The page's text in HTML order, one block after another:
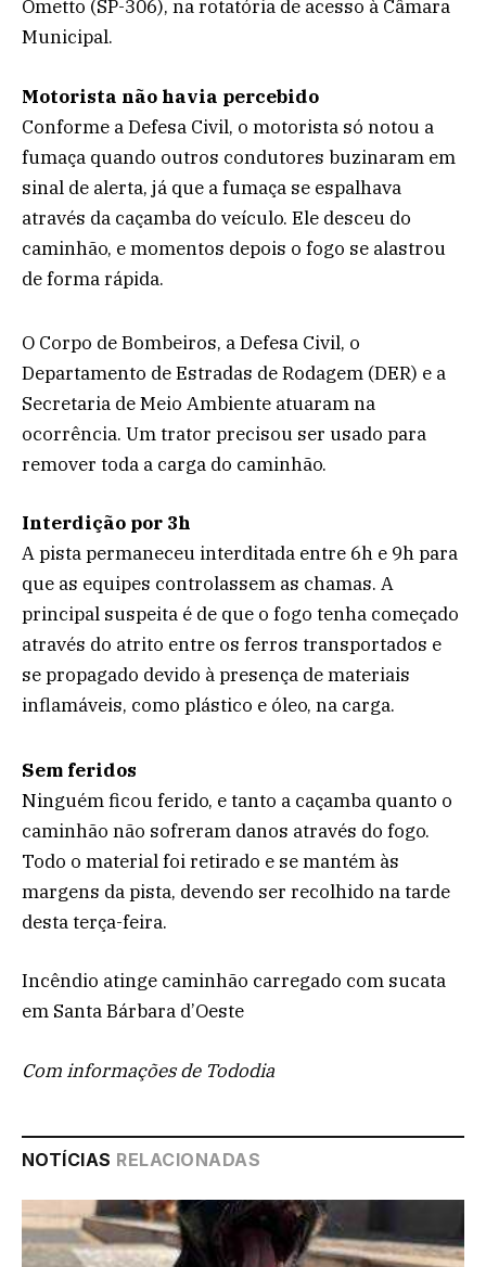
Ometto (SP-306), na rotatória de acesso à Câmara
Municipal.
Motorista não havia percebido
Conforme a Defesa Civil, o motorista só notou a
fumaça quando outros condutores buzinaram em
sinal de alerta, já que a fumaça se espalhava
através da caçamba do veículo. Ele desceu do
caminhão, e momentos depois o fogo se alastrou
de forma rápida.
O Corpo de Bombeiros, a Defesa Civil, o
Departamento de Estradas de Rodagem (DER) e a
Secretaria de Meio Ambiente atuaram na
ocorrência. Um trator precisou ser usado para
remover toda a carga do caminhão.
Interdição por 3h
A pista permaneceu interditada entre 6h e 9h para
que as equipes controlassem as chamas. A
principal suspeita é de que o fogo tenha começado
através do atrito entre os ferros transportados e
se propagado devido à presença de materiais
inflamáveis, como plástico e óleo, na carga.
Sem feridos
Ninguém ficou ferido, e tanto a caçamba quanto o
caminhão não sofreram danos através do fogo.
Todo o material foi retirado e se mantém às
margens da pista, devendo ser recolhido na tarde
desta terça-feira.
Incêndio atinge caminhão carregado com sucata
em Santa Bárbara d’Oeste
Com informações de Tododia
NOTÍCIAS RELACIONADAS